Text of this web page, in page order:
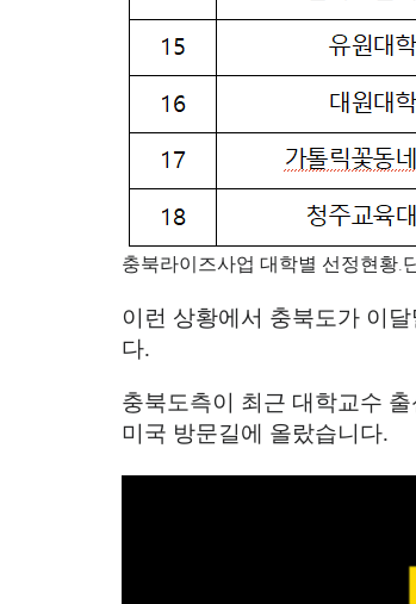
충북라이즈사업 대학별 선정현황.
이런 상황에서 충북도가 이
다.
충북도측이 최근 대학교수 출
미국 방문길에 올랐습니다.